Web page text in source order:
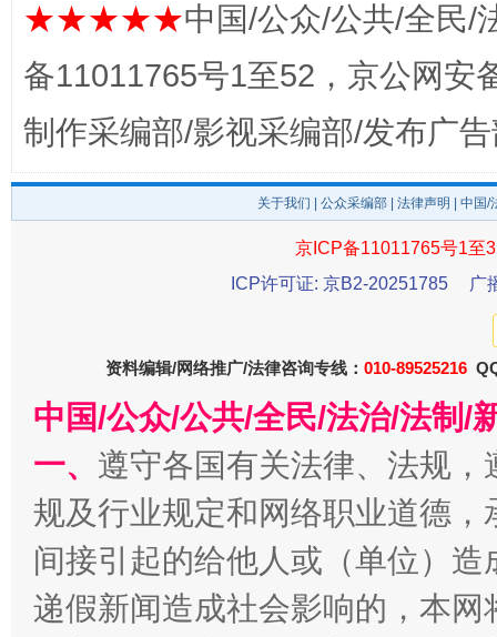
东山县通报“牛蛙产品抗生素超标问题” 法
千年窑火 生生不息 一
★★★★★中国/公众/公共/全民/
备11011765号1至52，京公网安
制作采编部/影视采编部/发布广
关于我们 公众采编部 法律声明 | 中国
京ICP备11011765号1至
ICP许可证: 京B2-20251785
广
资料编辑/网络推广/法律咨询专线： 010-89525216
中国/公众/公共/全民/法治/法制/
一、 遵守各国有关法律、法规
规及行业规定和网络职业道德
间接引起的给他人或（单位）
递假新闻造成社会影响的，本